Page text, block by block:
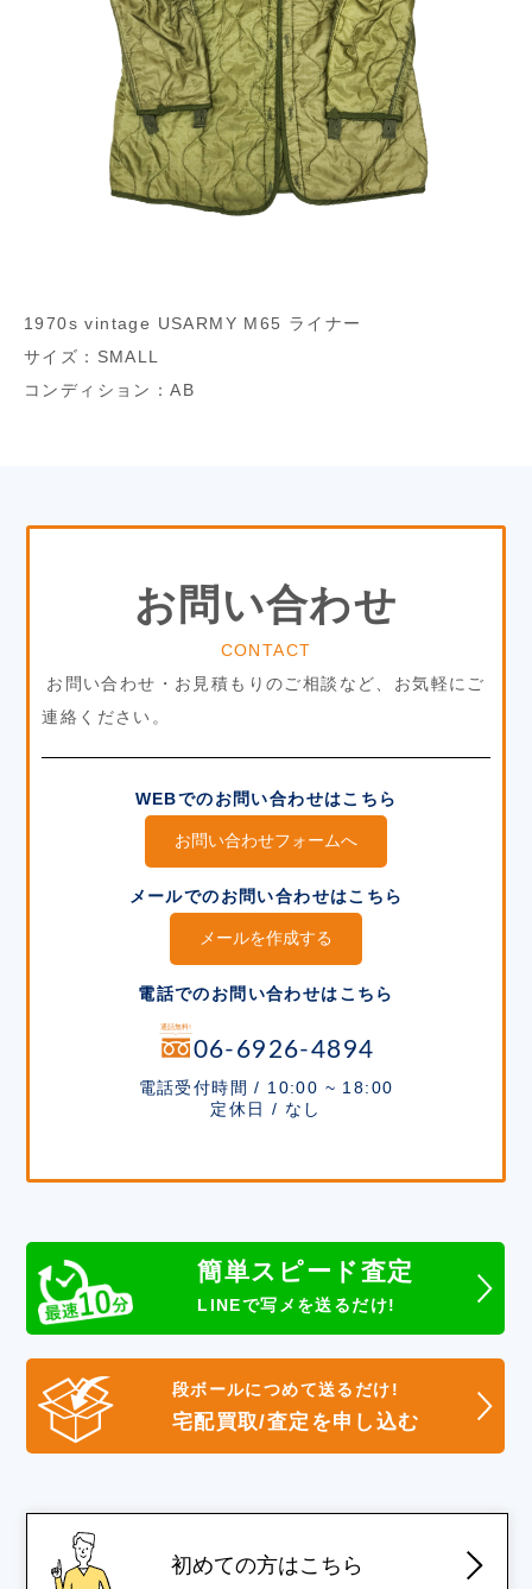
1970s vintage USARMY M65 ライナー
サイズ：SMALL
コンディション：AB
お問い合わせ
CONTACT
お問い合わせ・お見積もりのご相談など、お気軽にご
連絡ください。
WEBでのお問い合わせはこちら
お問い合わせフォームへ
メールでのお問い合わせはこちら
メールを作成する
電話でのお問い合わせはこちら
06-6926-4894
電話受付時間 / 10:00 ~ 18:00
定休日 / なし
簡単スピード査定
LINEで写メを送るだけ!
段ボールにつめて送るだけ!
宅配買取/査定を申し込む
初めての方はこちら